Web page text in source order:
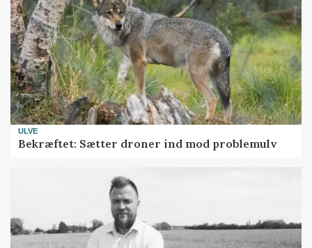
ULVE
Bekræftet: Sætter droner ind mod problemulv